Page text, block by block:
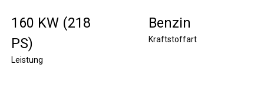
160 KW (218
PS)
Leistung
Benzin
Kraftstoffart